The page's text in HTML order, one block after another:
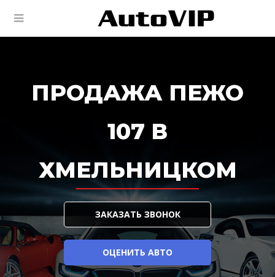
ПРОДАЖА ПЕЖО
107 В
ХМЕЛЬНИЦКОМ
ЗАКАЗАТЬ ЗВОНОК
ОЦЕНИТЬ АВТО